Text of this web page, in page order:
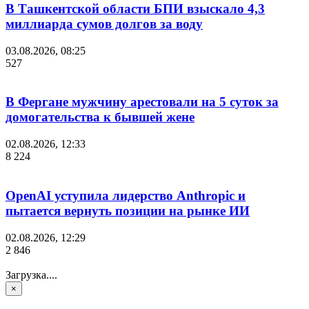
В Ташкентской области БПИ взыскало 4,3
миллиарда сумов долгов за воду
03.08.2026, 08:25
527
В Фергане мужчину арестовали на 5 суток за
домогательства к бывшей жене
02.08.2026, 12:33
8 224
OpenAI уступила лидерство Anthropic и
пытается вернуть позиции на рынке ИИ
02.08.2026, 12:29
2 846
Загрузка....
×